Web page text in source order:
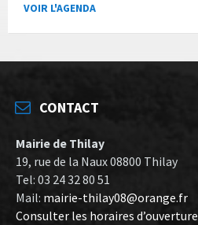
VOIR L'AGENDA
CONTACT
Mairie de Thilay
19, rue de la Naux 08800 Thilay
Tel: 03 24 32 80 51
Mail: mairie-thilay08@orange.fr
Consulter les horaires d’ouverture